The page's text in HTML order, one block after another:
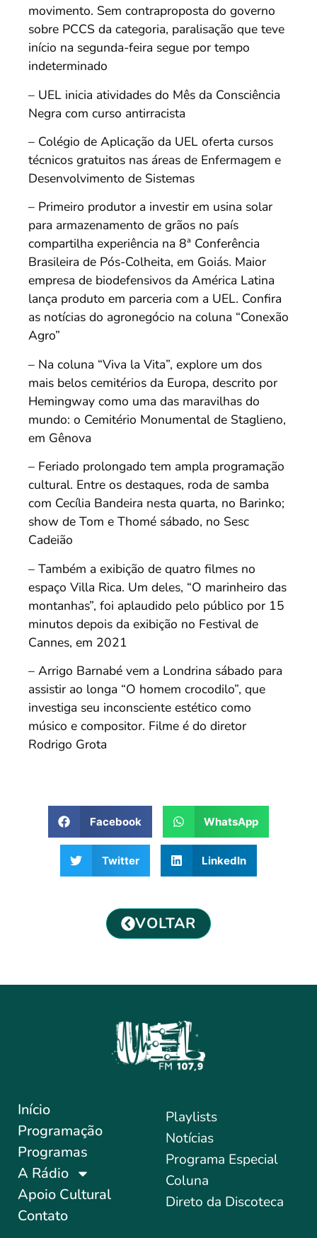
movimento. Sem contraproposta do governo
sobre PCCS da categoria, paralisação que teve
início na segunda-feira segue por tempo
indeterminado
– UEL inicia atividades do Mês da Consciência
Negra com curso antirracista
– Colégio de Aplicação da UEL oferta cursos
técnicos gratuitos nas áreas de Enfermagem e
Desenvolvimento de Sistemas
– Primeiro produtor a investir em usina solar
para armazenamento de grãos no país
compartilha experiência na 8ª Conferência
Brasileira de Pós-Colheita, em Goiás. Maior
empresa de biodefensivos da América Latina
lança produto em parceria com a UEL. Confira
as notícias do agronegócio na coluna “Conexão
Agro”
– Na coluna “Viva la Vita”, explore um dos
mais belos cemitérios da Europa, descrito por
Hemingway como uma das maravilhas do
mundo: o Cemitério Monumental de Staglieno,
em Gênova
– Feriado prolongado tem ampla programação
cultural. Entre os destaques, roda de samba
com Cecília Bandeira nesta quarta, no Barinko;
show de Tom e Thomé sábado, no Sesc
Cadeião
– Também a exibição de quatro filmes no
espaço Villa Rica. Um deles, “O marinheiro das
montanhas”, foi aplaudido pelo público por 15
minutos depois da exibição no Festival de
Cannes, em 2021
– Arrigo Barnabé vem a Londrina sábado para
assistir ao longa “O homem crocodilo”, que
investiga seu inconsciente estético como
músico e compositor. Filme é do diretor
Rodrigo Grota
Facebook WhatsApp
Twitter LinkedIn
VOLTAR
Início
Programação
Programas
A Rádio
Apoio Cultural
Contato
Playlists
Notícias
Programa Especial
Coluna
Direto da Discoteca